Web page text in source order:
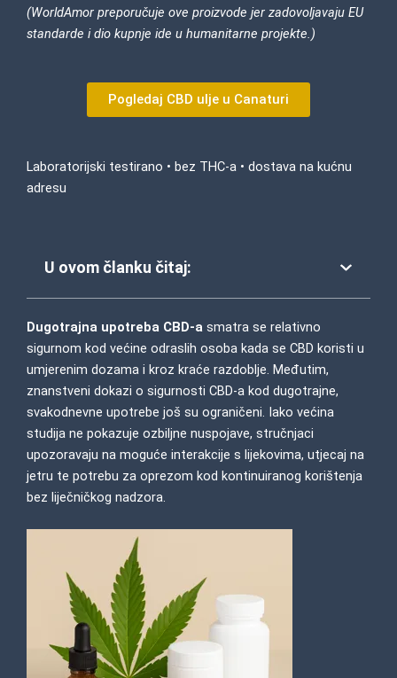
(WorldAmor preporučuje ove proizvode jer zadovoljavaju EU
standarde i dio kupnje ide u humanitarne projekte.)
Pogledaj CBD ulje u Canaturi
Laboratorijski testirano • bez THC-a • dostava na kućnu
adresu
U ovom članku čitaj:
Dugotrajna upotreba CBD-a smatra se relativno
sigurnom kod većine odraslih osoba kada se CBD koristi u
umjerenim dozama i kroz kraće razdoblje. Međutim,
znanstveni dokazi o sigurnosti CBD-a kod dugotrajne,
svakodnevne upotrebe još su ograničeni. Iako većina
studija ne pokazuje ozbiljne nuspojave, stručnjaci
upozoravaju na moguće interakcije s lijekovima, utjecaj na
jetru te potrebu za oprezom kod kontinuiranog korištenja
bez liječničkog nadzora.